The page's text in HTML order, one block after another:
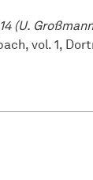
(U.
vol. 1,